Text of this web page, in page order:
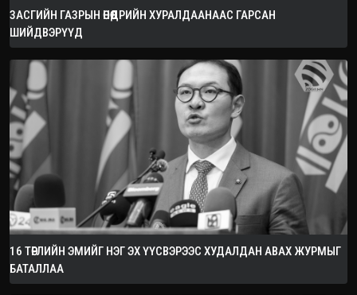
ЗАСГИЙН ГАЗРЫН ӨНӨӨДРИЙН ХУРАЛДААНААС ГАРСАН
ШИЙДВЭРҮҮД
16 ТӨРЛИЙН ЭМИЙГ НЭГ ЭХ ҮҮСВЭРЭЭС ХУДАЛДАН АВАХ ЖУРМЫГ
БАТАЛЛАА